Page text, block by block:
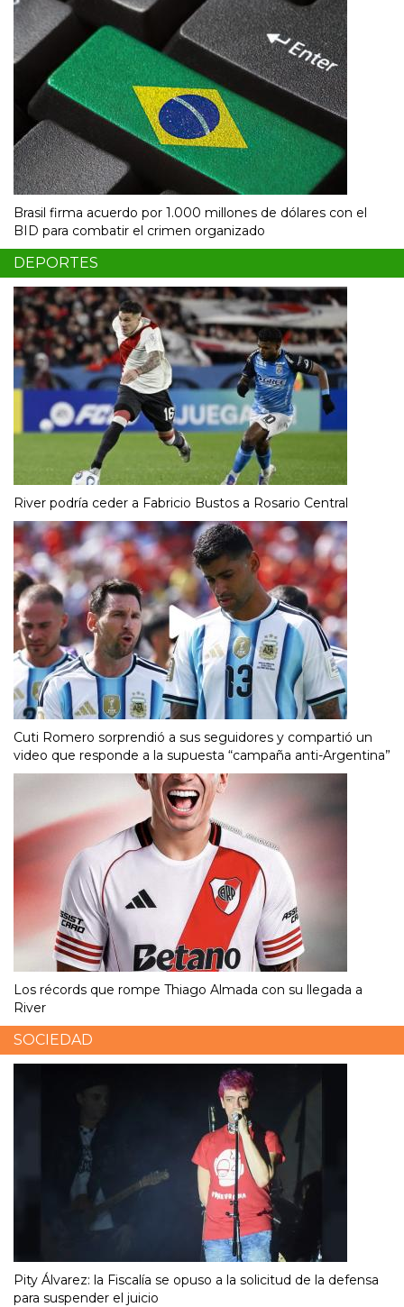
Brasil firma acuerdo por 1.000 millones de dólares con el
BID para combatir el crimen organizado
DEPORTES
River podría ceder a Fabricio Bustos a Rosario Central
Cuti Romero sorprendió a sus seguidores y compartió un
video que responde a la supuesta “campaña anti-Argentina”
Los récords que rompe Thiago Almada con su llegada a
River
SOCIEDAD
Pity Álvarez: la Fiscalía se opuso a la solicitud de la defensa
para suspender el juicio